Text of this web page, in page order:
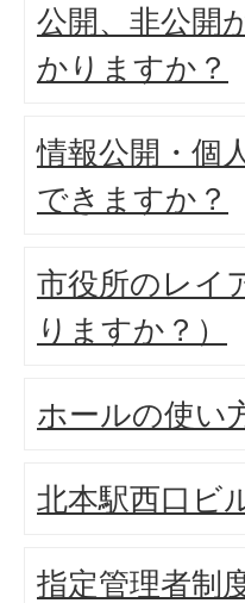
公開、非公開
かりますか？
情報公開・個
できますか？
市役所のレイ
りますか？）
ホールの使い
北本駅西口ビ
指定管理者制